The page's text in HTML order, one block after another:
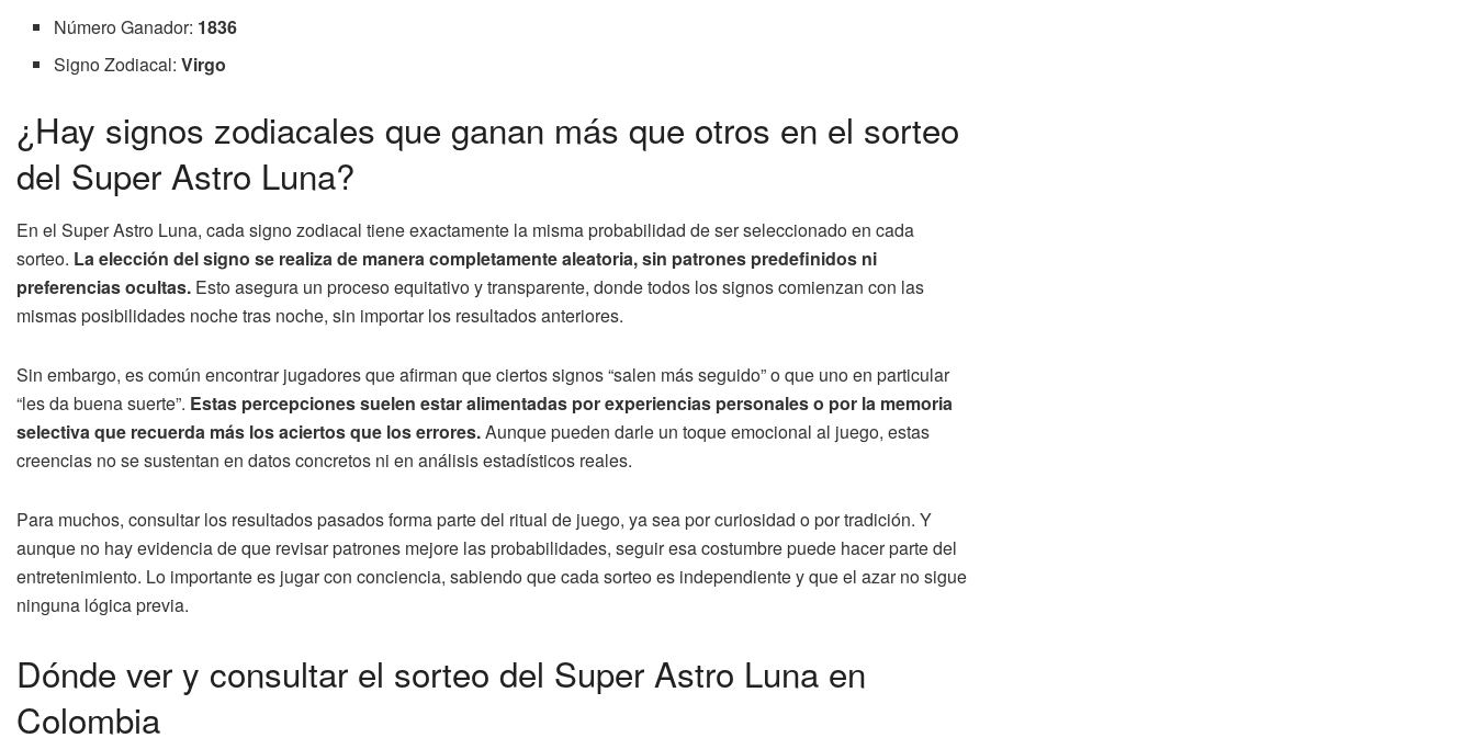
Número Ganador: 1836
Signo Zodiacal:Virgo
¿Hay signos zodiacales que ganan más que otros en el sorteo
del Super Astro Luna?
En el Super Astro Luna, cada signo zodiacal tiene exactamente la misma probabilidad de ser seleccionado en cada
sorteo. La elección del signo se realiza de manera completamente aleatoria, sin patrones predefinidos ni
preferencias ocultas. Esto asegura un proceso equitativo y transparente, donde todos los signos comienzan con las
mismas posibilidades noche tras noche, sin importar los resultados anteriores.
Sin embargo, es común encontrar jugadores que afirman que ciertos signos “salen más seguido” o que uno en particular
“les da buena suerte”. Estas percepciones suelen estar alimentadas por experiencias personales o por la memoria
selectiva que recuerda más los aciertos que los errores.Aunque pueden darle un toque emocional al juego, estas
creencias no se sustentan en datos concretos ni en análisis estadísticos reales.
Para muchos, consultar los resultados pasados forma parte del ritual de juego, ya sea por curiosidad o por tradición. Y
aunque no hay evidencia de que revisar patrones mejore las probabilidades, seguir esa costumbre puede hacer parte del
entretenimiento. Lo importante es jugar con conciencia, sabiendo que cada sorteo es independiente y que el azar no sigue
ninguna lógica previa.
Dónde ver y consultar el sorteo del Super Astro Luna en
Colombia